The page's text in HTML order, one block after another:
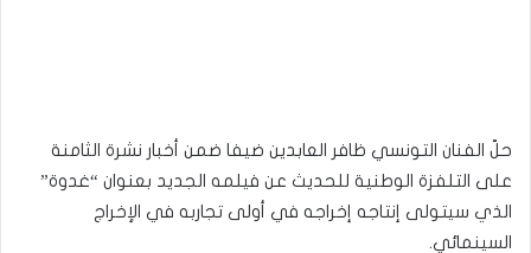
حلّ الفنان التونسي ظافر العابدين ضيفا ضمن أخبار نشرة الثامنة
على التلفزة الوطنية للحديث عن فيلمه الجديد بعنوان “غدوة”
الذي سيتولى إنتاجه إخراجه في أولى تجاربه في الإخراج
السينمائي.